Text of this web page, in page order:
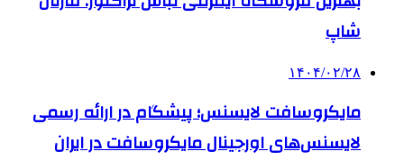
شاپ
۱۴۰۴/۰۲/۲۸
مایکروسافت لایسنس؛ پیشگام در ارائه رسمی
لایسنس‌های اورجینال مایکروسافت در ایران